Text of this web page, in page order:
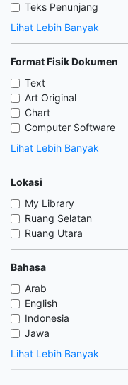
Teks Penunjang
Lihat Lebih Banyak
Format Fisik Dokumen
Text
Art Original
Chart
Computer Software
Lihat Lebih Banyak
Lokasi
My Library
Ruang Selatan
Ruang Utara
Bahasa
Arab
English
Indonesia
Jawa
Lihat Lebih Banyak